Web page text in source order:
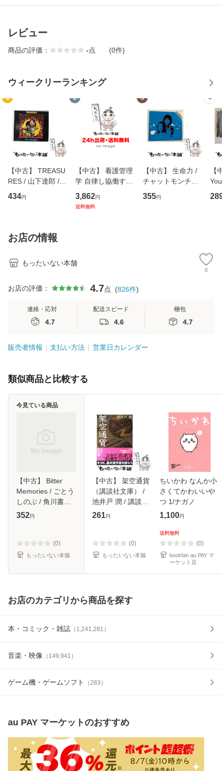
レビュー
商品の評価： -点 (0件)
ウィークリーランキング
1
【中古】 TREASU
RES / 山下達郎 /
イーストウエス
ト・ジャパン [CD]
434円
2
【中古】 看護管理
学 自律し協働する
専門職の看護マネ
ジメントスキル 改
3,862円
送料無料
3
【中古】 生命力 /
チャットモンチー /
キューンレコード
[CD]【メール便送
355円
4
【
のが
お店の情報
もったいない本舗
0
お店の評価： 4.7点 (826件)
連絡・応対
4.7
配送スピード
4.6
梱包
4.7
販売者情報 支払い方法 営業日カレンダー
類似商品と比較する
【中古】 Bitter
Memories / ごとう
しのぶ / 角川書店
[単行本]【メール便
352円
(0)
もったいない本舗
今見ている商品
【中古】 架空通貨
（講談社文庫） /
池井戸 潤 / 講談社
[文庫]【メール便送
261円
(0)
もったいない本舗
ちいかわ なんか小
さくてかわいいや
つ 1/ナガノ
1,100円
送料無料
(0)
bookfan au PAY マ
ーケット店
お店のカテゴリから商品を探す
本・コミック・雑誌 （ 1,241,281 ）
音楽・映像 （ 149,941 ）
ゲーム機・ゲームソフト （283 ）
au PAY マーケットのおすすめ